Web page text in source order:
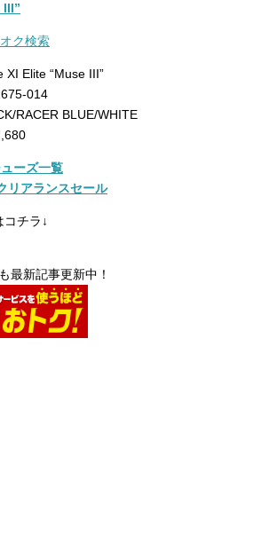
ク検索
Elite “Muse III”
014
BLUE/WHITE
ーズ一覧
リアランスセール
チラ↓
最新記事更新中！